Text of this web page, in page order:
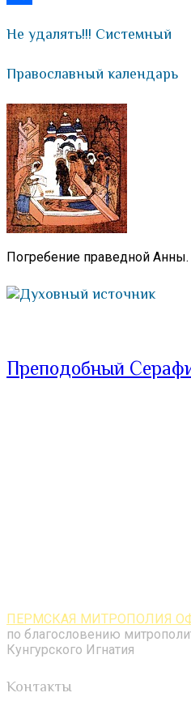
Не удалять!!! Системный
Православный календарь
Погребение праведной Анны.
Духовный источник
Преподобный
ПЕРМСКАЯ МИТРОПОЛИЯ
по благословению
Кунгурского Игнатия
Контакты